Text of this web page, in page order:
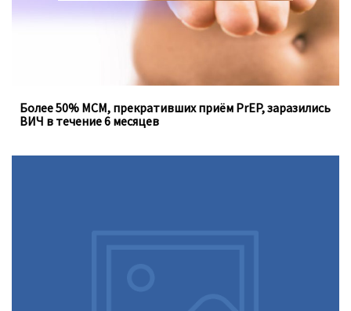
Более 50% МСМ, прекративших приём PrEP, заразились
ВИЧ в течение 6 месяцев